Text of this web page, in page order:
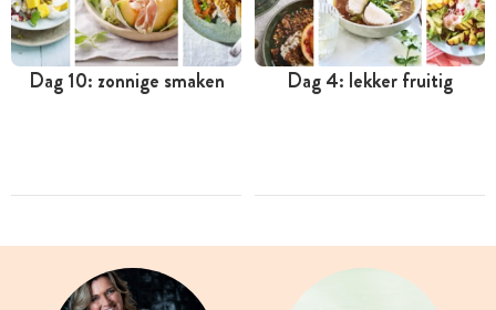
Dag 10: zonnige smaken Dag 4: lekker fruitig